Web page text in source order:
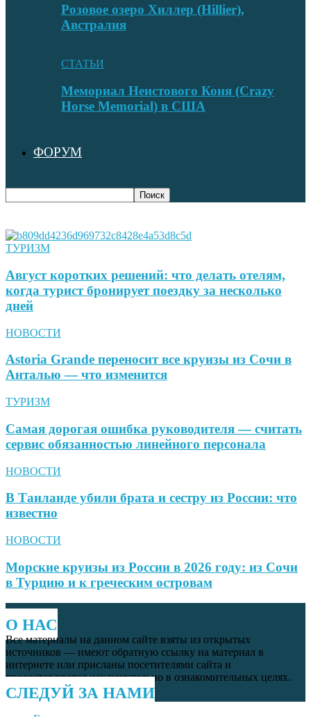
Розовое озеро Хиллер (Hillier),
Австралия
СТАТЬИ
Мемориал Неистового Коня (Crazy
Horse Memorial) в США
ФОРУМ
ТУРИЗМ
Август коротких решений: что делать отелям,
когда турист бронирует поездку за несколько
дней
НОВОСТИ
Astoria Grande переносит все круизы из Сочи в
Анталью — что изменится
ТУРИЗМ
Самая дорогая ошибка руководителя — считать
сервис обязанностью линейного персонала
НОВОСТИ
В Таиланде убили брата и сестру из России: что
известно
НОВОСТИ
Морские круизы из России в 2026 году: из Сочи
в Турцию и к греческим островам
О НАС
Все материалы на данном сайте взяты из открытых
источников — имеют обратную ссылку на материал в
интернете или присланы посетителями сайта и
предоставляются исключительно в ознакомительных целях.
СЛЕДУЙ ЗА НАМИ